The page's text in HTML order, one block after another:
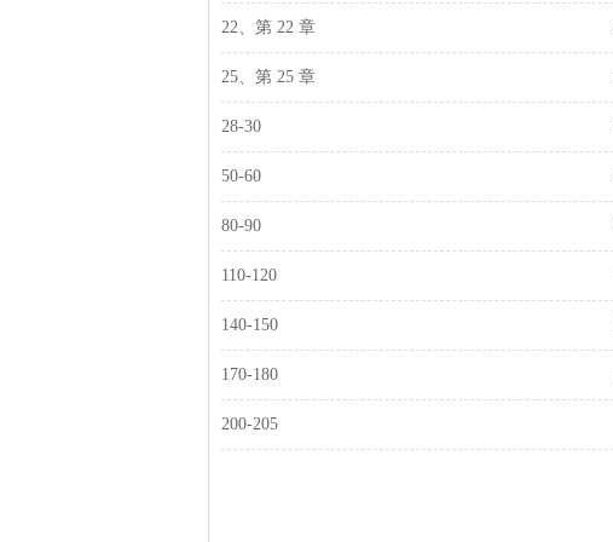
22、第 22 章
25、第 25 章
28-30
50-60
80-90
110-120
140-150
170-180
200-205